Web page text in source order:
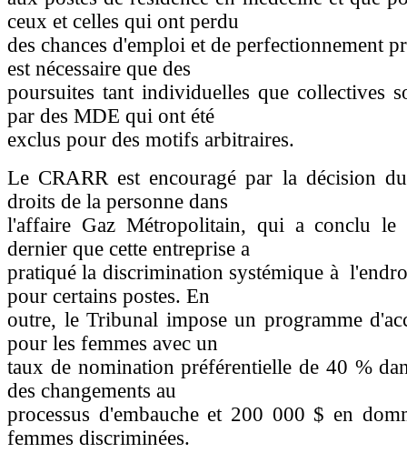
ceux et celles qui ont perdu
des chances d'emploi et de perfectionnement
est nécessaire que des
poursuites tant individuelles que collectives
par des MDE qui ont été
exclus pour des motifs arbitraires.
Le CRARR est encouragé par la décision
droits de la personne dans
l'affaire Gaz Métropolitain, qui a conclu le
dernier que cette entreprise a
pratiqué la discrimination systémique à
pour certains postes. En
outre, le Tribunal impose un programme
pour les femmes avec un
taux de nomination préférentielle de 40 %
des changements au
processus d'embauche et 200 000 $ en
femmes discriminées.